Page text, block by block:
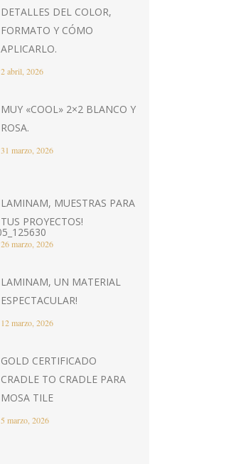
DETALLES DEL COLOR,
FORMATO Y CÓMO
APLICARLO.
2 abril, 2026
MUY «COOL» 2×2 BLANCO Y
ROSA.
31 marzo, 2026
LAMINAM, MUESTRAS PARA
TUS PROYECTOS!
26 marzo, 2026
LAMINAM, UN MATERIAL
ESPECTACULAR!
12 marzo, 2026
GOLD CERTIFICADO
CRADLE TO CRADLE PARA
MOSA TILE
5 marzo, 2026